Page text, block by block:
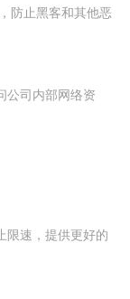
防止黑客和其他恶
公司内部网络资
限速，提供更好的